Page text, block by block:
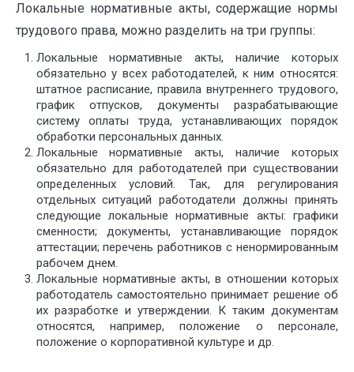
Локальные нормативные акты, содержащие нормы
трудового права, можно разделить на три группы:
Локальные нормативные акты, наличие которых
обязательно у всех работодателей, к ним относятся:
штатное расписание, правила внутреннего трудового,
график отпусков, документы разрабатывающие
систему оплаты труда, устанавливающих порядок
обработки персональных данных.
Локальные нормативные акты, наличие которых
обязательно для работодателей при существовании
определенных условий. Так, для регулирования
отдельных ситуаций работодатели должны принять
следующие локальные нормативные акты: графики
сменности; документы, устанавливающие порядок
аттестации; перечень работников с ненормированным
рабочем днем.
Локальные нормативные акты, в отношении которых
работодатель самостоятельно принимает решение об
их разработке и утверждении. К таким документам
относятся, например, положение о персонале,
положение о корпоративной культуре и др.